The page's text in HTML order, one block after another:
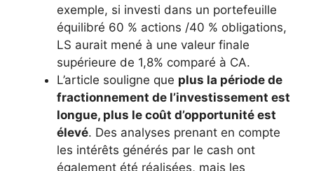
exemple, si investi dans un portefeuille
équilibré 60 % actions /40 % obligations,
LS aurait mené à une valeur finale
supérieure de 1,8% comparé à CA.
L’article souligne que plus la période de
fractionnement de l’investissement est
longue, plus le coût d’opportunité est
élevé. Des analyses prenant en compte
les intérêts générés par le cash ont
également été réalisées, mais les